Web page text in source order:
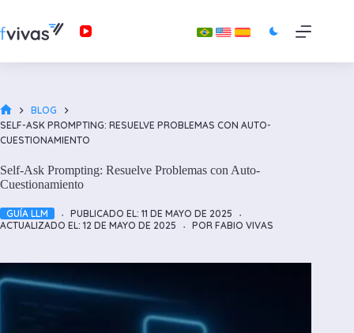
contenido
INICIO
BLOG
SELF-ASK PROMPTING: RESUELVE PROBLEMAS CON AUTO-
CUESTIONAMIENTO
Self-Ask Prompting: Resuelve Problemas con Auto-
Cuestionamiento
GUÍA LLM PUBLICADO EL: 11 DE MAYO DE 2025
ACTUALIZADO EL: 12 DE MAYO DE 2025 POR FABIO VIVAS